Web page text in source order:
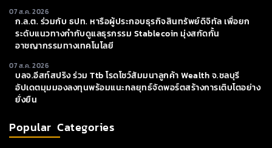
07 ส.ค. 2026
ก.ล.ต. ร่วมกับ ธปท. หารือผู้ประกอบธุรกิจสินทรัพย์ดิจิทัล เพื่อยก
ระดับแนวทางกำกับดูแลธุรกรรม Stablecoin มุ่งสกัดกั้น
อาชญากรรมทางเทคโนโลยี
07 ส.ค. 2026
บลจ.อีสท์สปริง ร่วม Ttb โรดโชว์สัมมนาลูกค้า Wealth จ.ชลบุรี
อัปเดตมุมมองลงทุนพร้อมแนะกลยุทธ์จัดพอร์ตสร้างการเติบโตอย่าง
ยั่งยืน
Popular Categories